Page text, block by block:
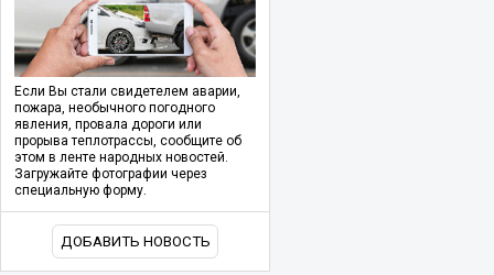
Если Вы стали свидетелем аварии,
пожара, необычного погодного
явления, провала дороги или
прорыва теплотрассы, сообщите об
этом в ленте народных новостей.
Загружайте фотографии через
специальную форму.
ДОБАВИТЬ НОВОСТЬ